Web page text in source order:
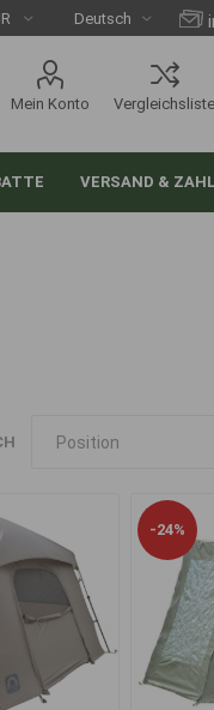
Mein Konto Vergleichsliste
VERSAND &
-24%